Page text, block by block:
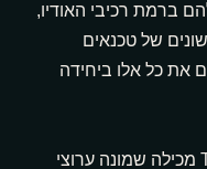
ברמת רכיבי האודיו,
של טכנאים
את כל אלו ביחידה
בצד אחד של הקונסולה – The Box 2 מכילה שמונה ערוצי